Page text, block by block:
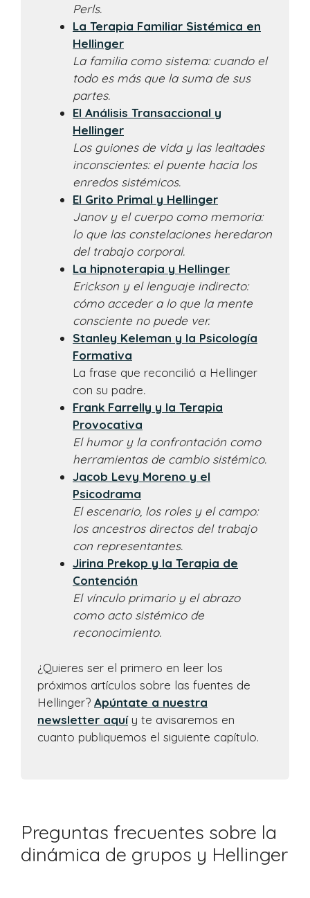
Perls.
La Terapia Familiar Sistémica en
Hellinger
La familia como sistema: cuando el
todo es más que la suma de sus
partes.
El Análisis Transaccional y
Hellinger
Los guiones de vida y las lealtades
inconscientes: el puente hacia los
enredos sistémicos.
El Grito Primal y Hellinger
Janov y el cuerpo como memoria:
lo que las constelaciones heredaron
del trabajo corporal.
La hipnoterapia y Hellinger
Erickson y el lenguaje indirecto:
cómo acceder a lo que la mente
consciente no puede ver.
Stanley Keleman y la Psicología
Formativa
La frase que reconcilió a Hellinger
con su padre.
Frank Farrelly y la Terapia
Provocativa
El humor y la confrontación como
herramientas de cambio sistémico.
Jacob Levy Moreno y el
Psicodrama
El escenario, los roles y el campo:
los ancestros directos del trabajo
con representantes.
Jirina Prekop y la Terapia de
Contención
El vínculo primario y el abrazo
como acto sistémico de
reconocimiento.
¿Quieres ser el primero en leer los
próximos artículos sobre las fuentes de
Hellinger? Apúntate a nuestra
newsletter aquíy te avisaremos en
cuanto publiquemos el siguiente capítulo.
Preguntas frecuentes sobre la
dinámica de grupos y Hellinger
Artículo añadido al carrito. Finalizar Compra